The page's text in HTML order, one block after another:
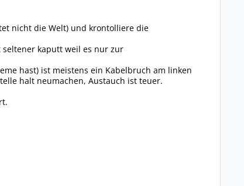
nicht die Welt) und krontolliere die
seltener kaputt weil es nur zur
hast) ist meistens ein Kabelbruch am linken
halt neumachen, Austauch ist teuer.